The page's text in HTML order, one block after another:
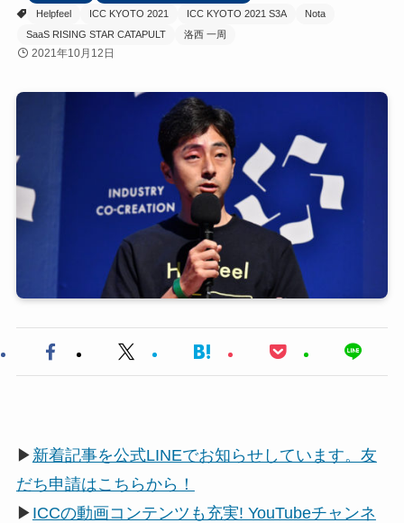
Helpfeel
ICC KYOTO 2021 ICC KYOTO 2021 S3A
Nota
SaaS RISING STAR CATAPULT
洛西 一周
2021年10月12日
▶ 新着記事を公式LINEでお知らせしています。友
だち申請はこちらから！
▶ ICCの動画コンテンツも充実! YouTubeチャンネ